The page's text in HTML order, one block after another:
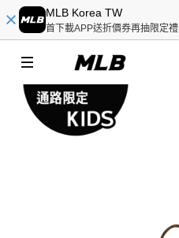
MLB Korea TW
首下載APP送折價券再抽限定禮